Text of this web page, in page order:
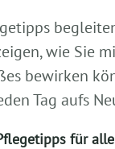
wie Sie
bewirken
Tag aufs
für